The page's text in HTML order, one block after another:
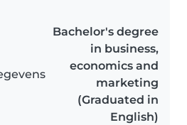
Bachelor's degree
in business,
economics and
marketing
(Graduated in
English)